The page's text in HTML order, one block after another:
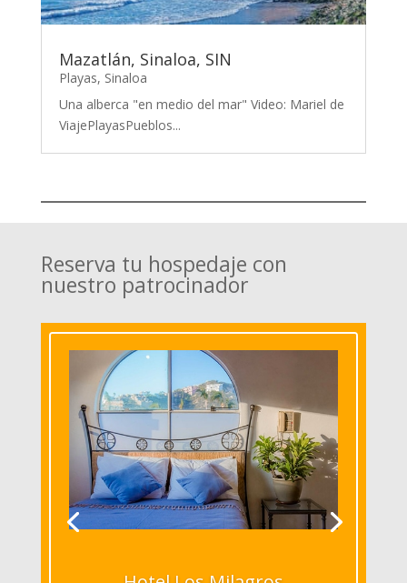
Mazatlán, Sinaloa, SIN
Playas, Sinaloa
Una alberca "en medio del mar" Video: Mariel de
ViajePlayasPueblos...
Reserva tu hospedaje con
nuestro patrocinador